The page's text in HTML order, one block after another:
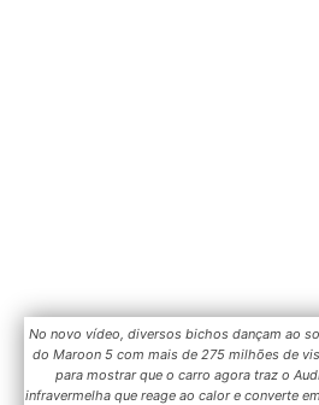
No novo vídeo, diversos bichos dançam ao
do Maroon 5 com mais de 275 milhões de
para mostrar que o carro agora traz o
infravermelha que reage ao calor e converte